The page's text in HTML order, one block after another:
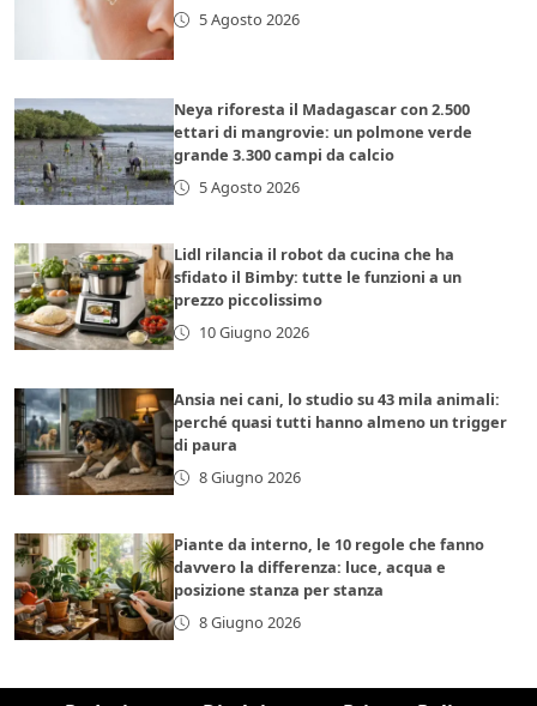
5 Agosto 2026
Neya riforesta il Madagascar con 2.500
ettari di mangrovie: un polmone verde
grande 3.300 campi da calcio
5 Agosto 2026
Lidl rilancia il robot da cucina che ha
sfidato il Bimby: tutte le funzioni a un
prezzo piccolissimo
10 Giugno 2026
Ansia nei cani, lo studio su 43 mila animali:
perché quasi tutti hanno almeno un trigger
di paura
8 Giugno 2026
Piante da interno, le 10 regole che fanno
davvero la differenza: luce, acqua e
posizione stanza per stanza
8 Giugno 2026